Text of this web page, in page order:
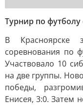
Турнир по футболу
В Красноярске
соревнования по
Участвовало 10
на две группы.
победы,
Енисея, 3:0. Затем